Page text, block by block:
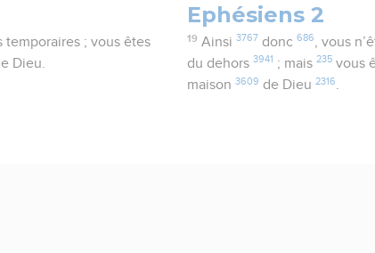
temporaires ; vous êtes
Dieu.
Ephésiens 2
19 Ainsi 3767 donc 686 , vous
du dehors3941 ; mais235 vous
maison3609 de Dieu2316.